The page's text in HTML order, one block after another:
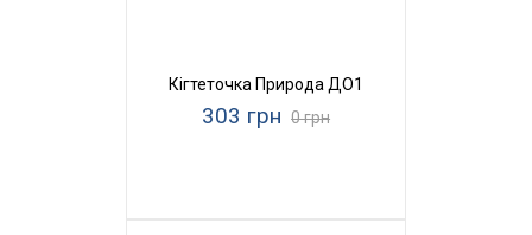
Кігтеточка Природа ДО1
303 грн 0 грн